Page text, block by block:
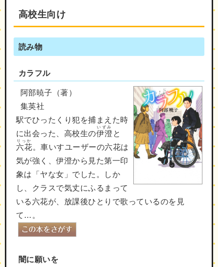
高校生向け
読み物
カラフル
阿部暁子（著）
集英社
駅でひったくり犯を捕まえた時
に出会った、高校生の伊澄
いずみ
と
六花
りっか
。車いすユーザーの六花は
気が強く、伊澄から見た第一印
象は「ヤな女」でした。しか
し、クラスで気丈にふるまって
いる六花が、放課後ひとりで歌っているのを見
て…。
闇に願いを